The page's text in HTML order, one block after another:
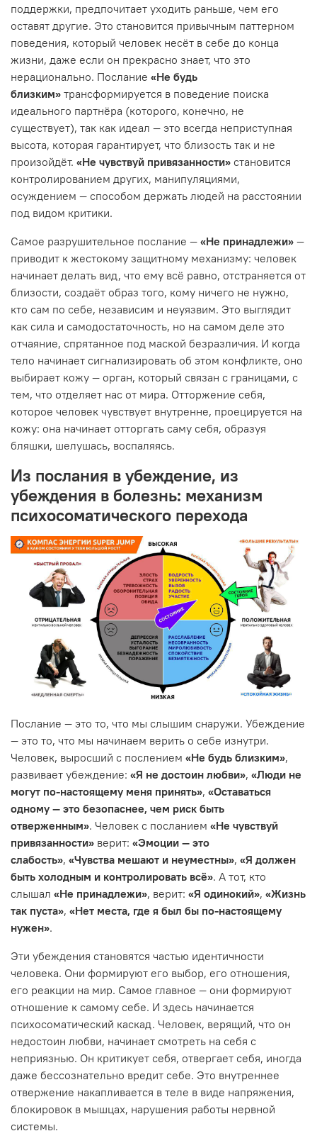
поддержки, предпочитает уходить раньше, чем его
оставят другие. Это становится привычным паттерном
поведения, который человек несёт в себе до конца
жизни, даже если он прекрасно знает, что это
нерационально. Послание «Не будь
близким» трансформируется в поведение поиска
идеального партнёра (которого, конечно, не
существует), так как идеал — это всегда неприступная
высота, которая гарантирует, что близость так и не
произойдёт. «Не чувствуй привязанности» становится
контролированием других, манипуляциями,
осуждением — способом держать людей на расстоянии
под видом критики.
Самое разрушительное послание — «Не принадлежи» —
приводит к жестокому защитному механизму: человек
начинает делать вид, что ему всё равно, отстраняется от
близости, создаёт образ того, кому ничего не нужно,
кто сам по себе, независим и неуязвим. Это выглядит
как сила и самодостаточность, но на самом деле это
отчаяние, спрятанное под маской безразличия. И когда
тело начинает сигнализировать об этом конфликте, оно
выбирает кожу — орган, который связан с границами, с
тем, что отделяет нас от мира. Отторжение себя,
которое человек чувствует внутренне, проецируется на
кожу: она начинает отторгать саму себя, образуя
бляшки, шелушась, воспаляясь.
Из послания в убеждение, из
убеждения в болезнь: механизм
психосоматического перехода
Послание — это то, что мы слышим снаружи. Убеждение
— это то, что мы начинаем верить о себе изнутри.
Человек, выросший с послением «Не будь близким»,
развивает убеждение: «Я не достоин любви», «Люди не
могут по-настоящему меня принять», «Оставаться
одному — это безопаснее, чем риск быть
отверженным». Человек с посланием «Не чувствуй
привязанности» верит: «Эмоции — это
слабость», «Чувства мешают и неуместны», «Я должен
быть холодным и контролировать всё». А тот, кто
слышал «Не принадлежи», верит: «Я одинокий», «Жизнь
так пуста», «Нет места, где я был бы по-настоящему
нужен».
Эти убеждения становятся частью идентичности
человека. Они формируют его выбор, его отношения,
его реакции на мир. Самое главное — они формируют
отношение к самому себе. И здесь начинается
психосоматический каскад. Человек, верящий, что он
недостоин любви, начинает смотреть на себя с
неприязнью. Он критикует себя, отвергает себя, иногда
даже бессознательно вредит себе. Это внутреннее
отвержение накапливается в теле в виде напряжения,
блокировок в мышцах, нарушения работы нервной
системы.